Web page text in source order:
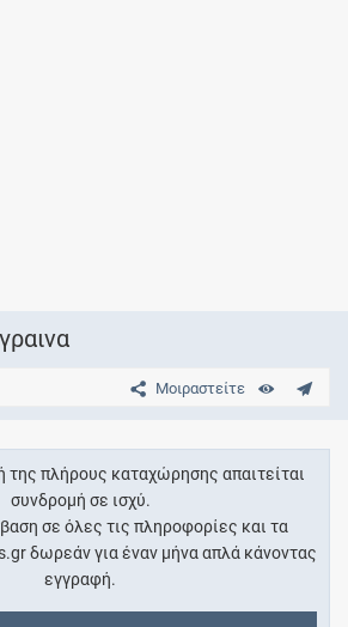
Μοιραστείτε
της πλήρους καταχώρησης απαιτείται
συνδρομή σε ισχύ.
σε όλες τις πληροφορίες και τα
δωρεάν για έναν μήνα απλά κάνοντας
εγγραφή.